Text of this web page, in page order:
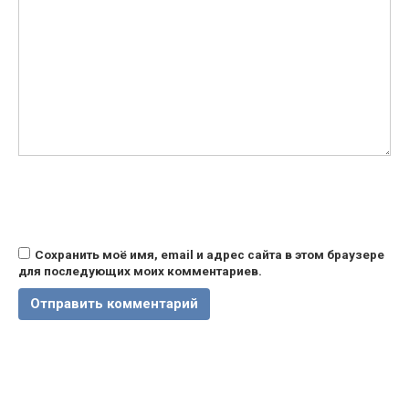
Сохранить моё имя, email и адрес сайта в этом браузере
для последующих моих комментариев.